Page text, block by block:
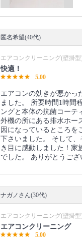
匿名希望(40代)
エアコンクリーニング(壁掛型
快適！
5.00
エアコンの効きが悪かっ
ました。 所要時間1時間
ングと本体の抗菌コーテ
外機の所にある排水ホー
因になっているところを
下さいました。 そして
き目に感動しました！家
でした。 ありがとうござ
ナガノさん(30代)
エアコンクリーニング(壁掛型
エアコンクリーニング
5.00